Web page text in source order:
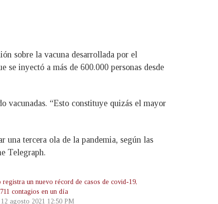
sobre la vacuna desarrollada por el
inyectó a más de 600.000 personas desde
vacunadas. “Esto constituye quizás el mayor
una tercera ola de la pandemia, según las
Telegraph.
registra un nuevo récord de casos de covid-19,
contagios en un día
12 agosto 2021 12:50 PM